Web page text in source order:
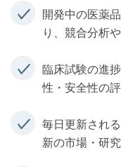
開発中の医薬
り、競合分析
臨床試験の進
性・安全性の
毎日更新され
新の市場・研